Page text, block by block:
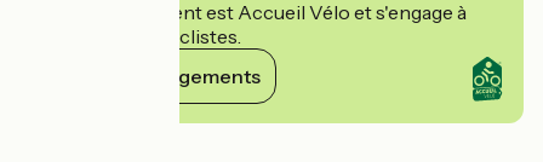
Cet établissement est Accueil Vélo et s'engage à
accueillir des cyclistes.
Voir ses engagements